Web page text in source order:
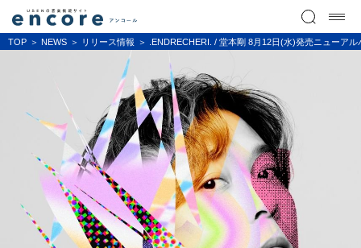
TOP NEWS リリース情報 .ENDRECHERI. / 堂本剛 8月12日(水)発売ニューア